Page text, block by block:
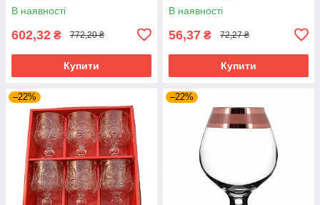
В наявності
602,32 ₴ 772,20 ₴
Купити
В наявності
56,37 ₴ 72,27 ₴
Купити
–22% –22%